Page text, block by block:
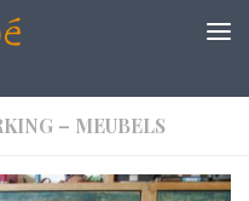
– MEUBELS